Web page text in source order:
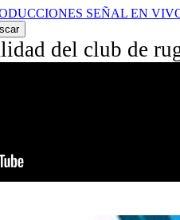
SEÑAL EN
del club de